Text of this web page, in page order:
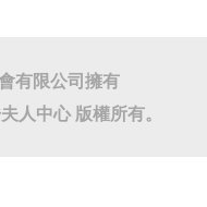
有限公司擁有
人中心 版權所有。